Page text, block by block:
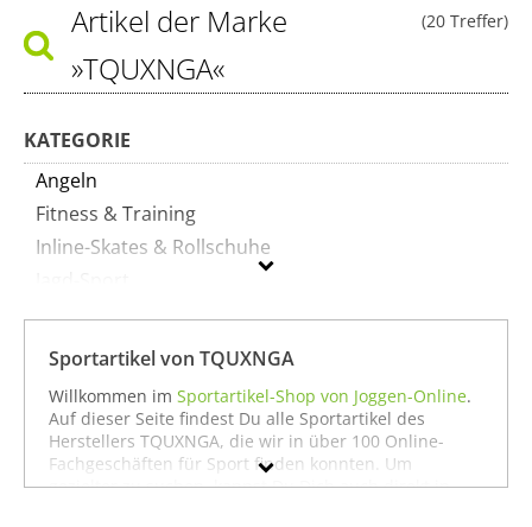
(20 Treffer)
Artikel der Marke
»TQUXNGA«
KATEGORIE
Angeln
Fitness & Training
Inline-Skates & Rollschuhe
Radsport
Sportausrüstung
TQUXNGA
Sportartikel von TQUXNGA
Willkommen im Sportartikel-Shop von Joggen-Online.
Auf dieser Seite findest Du alle Sportartikel des
Herstellers TQUXNGA, die wir in über 100 Online-
Fachgeschäften für Sport finden konnten. Um
gezielter zu suchen, kannst Du Dich auch direkt in